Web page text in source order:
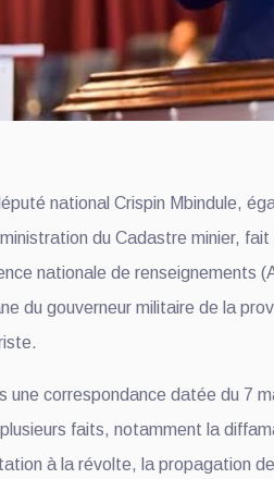
national Crispin Mbindule,
du Cadastre minier, fait
nationale de renseignements
du gouverneur militaire de la
une correspondance datée du 7
plusieurs faits, notamment la
à la révolte, la propagation